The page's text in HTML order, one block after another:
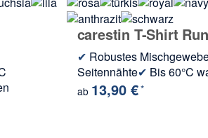
carestin T-Shirt
✔ Robustes
Seitennähte✔ Bis 60°C
ab 13,90 €*